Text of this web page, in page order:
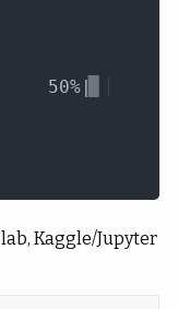
Kaggle/Jupyter